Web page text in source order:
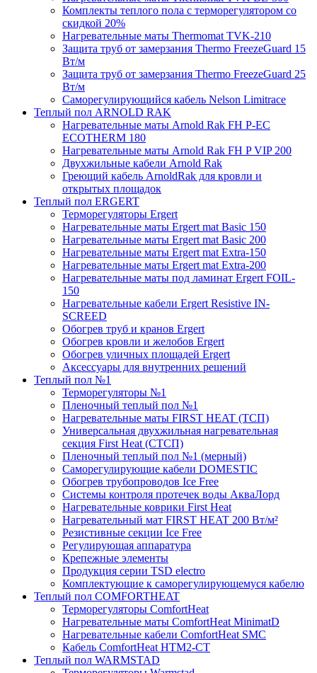
Комплекты теплого пола с терморегулятором со
скидкой 20%
Нагревательные маты Thermomat TVK-210
Защита труб от замерзания Thermo FreezeGuard 15
Вт/м
Защита труб от замерзания Thermo FreezeGuard 25
Вт/м
Саморегулирующийся кабель Nelson Limitrace
Теплый пол ARNOLD RAK
Нагревательные маты Arnold Rak FH P-EC
ECOTHERM 180
Нагревательные маты Arnold Rak FH P VIP 200
Двухжильные кабели Arnold Rak
Греющий кабель ArnoldRak для кровли и
открытых площадок
Теплый пол ERGERT
Терморегуляторы Ergert
Нагревательные маты Ergert mat Basic 150
Нагревательные маты Ergert mat Basic 200
Нагревательные маты Ergert mat Extra-150
Нагревательные маты Ergert mat Extra-200
Нагревательные маты под ламинат Ergert FOIL-
150
Нагревательные кабели Ergert Resistive IN-
SCREED
Обогрев труб и кранов Ergert
Обогрев кровли и желобов Ergert
Обогрев уличных площадей Ergert
Аксессуары для внутренних решений
Теплый пол №1
Терморегуляторы №1
Пленочный теплый пол №1
Нагревательные маты FIRST HEAT (ТСП)
Универсальная двухжильная нагревательная
секция First Heat (СТСП)
Пленочный теплый пол №1 (мерный)
Саморегулирующие кабели DOMESTIC
Обогрев трубопроводов Ice Free
Системы контроля протечек воды АкваЛорд
Нагревательные коврики First Heat
Нагревательный мат FIRST HEAT 200 Вт/м²
Резистивные секции Ice Free
Регулирующая аппаратура
Крепежные элементы
Продукция серии TSD electro
Комплектующие к саморегулирующемуся кабелю
Теплый пол COMFORTHEAT
Терморегуляторы ComfortHeat
Нагревательные маты ComfortHeat MinimatD
Нагревательные кабели ComfortHeat SMC
Кабель ComfortHeat HTM2-CT
Теплый пол WARMSTAD